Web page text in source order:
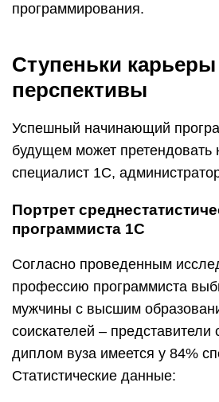
программирования.
Ступеньки
перспективы
Успешный начинающий
будущем может претендовать
cпециалист 1С,
Портрет
программиста 1С
Согласно проведенным
профессию программиста
мужчины с высшим
соискателей – представители
диплом вуза имеется у 84%
Статистические данные: